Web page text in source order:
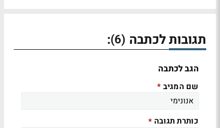
תגובות לכתבה (6)
:
הגב לכתבה
שם המגיב *
כותרת תגובה *